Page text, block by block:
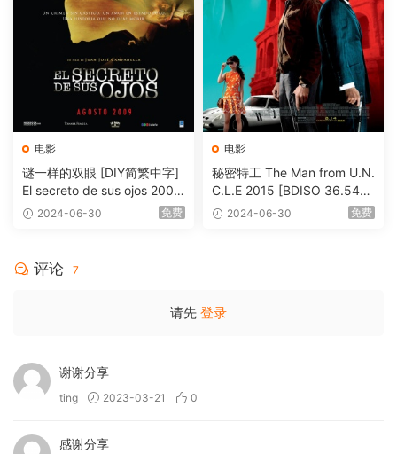
电影
谜一样的双眼 [DIY简繁中字]
El secreto de sus ojos 2009
1080p Blu-ray AVC DTS-HD
2024-06-30 免费
电影
秘密特工 The Man from U.N.
C.L.E 2015 [BDISO 36.54G
B] 2024-06-30 免费
评论 7
请先 登录
谢谢分享
ting 2023-03-21 0
感谢分享